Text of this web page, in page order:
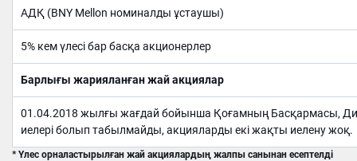
АДҚ (BNY Mellon номиналды ұстаушы)
5% кем үлесі бар басқа акционерлер
Барлығы жарияланған жай акциялар
01.04.2018 жылғы жағдай бойынша Қоғамның Басқармасы,
иелері болып табылмайды, акцияларды екі жақты иелену жоқ.
*Үлес орналастырылған жай акциялардың жалпы санынан есептелді